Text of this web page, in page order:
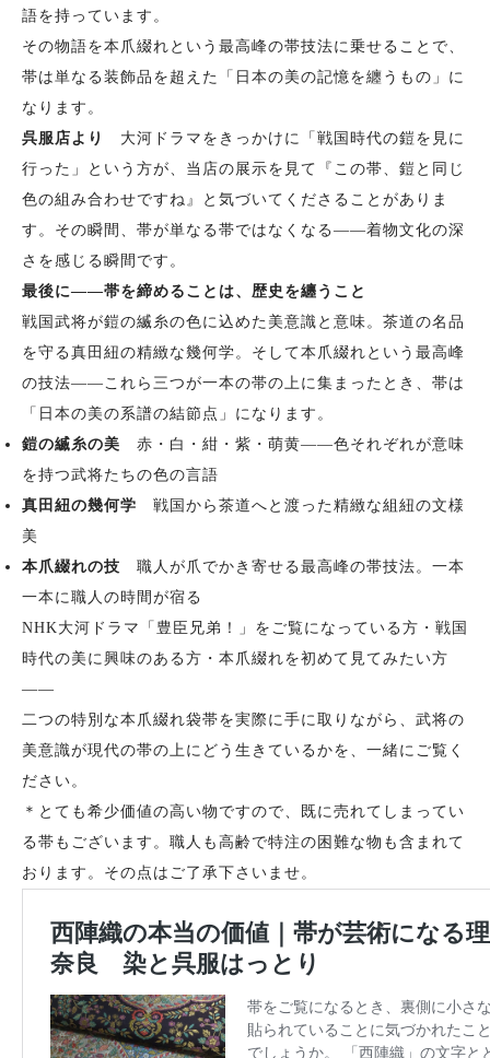
語を持っています。
その物語を本爪綴れという最高峰の帯技法に乗せることで、
帯は単なる装飾品を超えた「日本の美の記憶を纏うもの」に
なります。
呉服店より 大河ドラマをきっかけに「戦国時代の鎧を見に
行った」という方が、当店の展示を見て『この帯、鎧と同じ
色の組み合わせですね』と気づいてくださることがありま
す。その瞬間、帯が単なる帯ではなくなる——着物文化の深
さを感じる瞬間です。
最後に——帯を締めることは、歴史を纏うこと
戦国武将が鎧の縅糸の色に込めた美意識と意味。茶道の名品
を守る真田紐の精緻な幾何学。そして本爪綴れという最高峰
の技法——これら三つが一本の帯の上に集まったとき、帯は
「日本の美の系譜の結節点」になります。
鎧の縅糸の美 赤・白・紺・紫・萌黄——色それぞれが意味
を持つ武将たちの色の言語
真田紐の幾何学 戦国から茶道へと渡った精緻な組紐の文様
美
本爪綴れの技 職人が爪でかき寄せる最高峰の帯技法。一本
一本に職人の時間が宿る
NHK大河ドラマ「豊臣兄弟！」をご覧になっている方・戦国
時代の美に興味のある方・本爪綴れを初めて見てみたい方
——
二つの特別な本爪綴れ袋帯を実際に手に取りながら、武将の
美意識が現代の帯の上にどう生きているかを、一緒にご覧く
ださい。
＊とても希少価値の高い物ですので、既に売れてしまってい
る帯もございます。職人も高齢で特注の困難な物も含まれて
おります。その点はご了承下さいませ。